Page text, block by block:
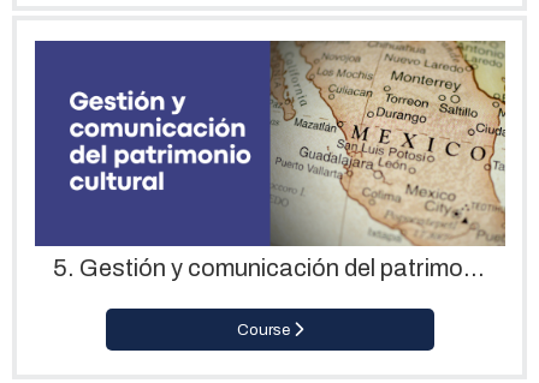
5. Gestión y comunicación del patrimonio cultural
Course